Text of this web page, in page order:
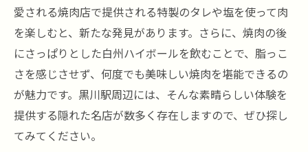
愛される焼肉店で提供される特製のタレや塩を使って肉
を楽しむと、新たな発見があります。さらに、焼肉の後
にさっぱりとした白州ハイボールを飲むことで、脂っこ
さを感じさせず、何度でも美味しい焼肉を堪能できるの
が魅力です。黒川駅周辺には、そんな素晴らしい体験を
提供する隠れた名店が数多く存在しますので、ぜひ探し
てみてください。